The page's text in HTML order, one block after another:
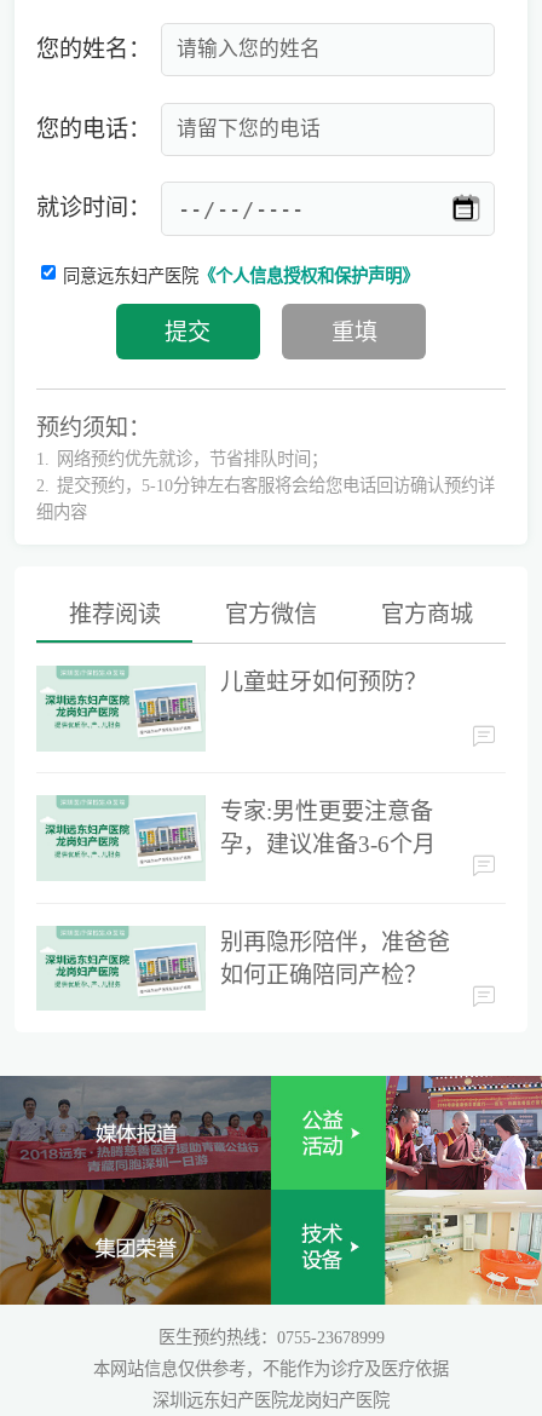
儿童蛀牙如何预防？
专家:男性更要注意备孕，建议准备3-6个月时间
您的姓名：
您的电话：
就诊时间：
同意远东妇产医院《个人信息授权和保护声明》
预约须知：
1.
网络预约优先就诊，节省排队时间；
2.
提交预约，5-10分钟左右客服将会给您电话回访确认预约详
细内容
推荐阅读 官方微信 官方商城
儿童蛀牙如何预防？
专家:男性更要注意备
孕，建议准备3-6个月
别再隐形陪伴，准爸爸
如何正确陪同产检？
医生预约热线：0755-23678999
本网站信息仅供参考，不能作为诊疗及医疗依据
深圳远东妇产医院龙岗妇产医院